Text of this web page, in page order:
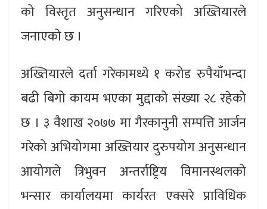
को विस्तृत अनुसन्धान गरिएको अख्तियारले
जनाएको छ ।
अख्तियारले दर्ता गरेकामध्ये १ करोड रुपैयाँभन्दा
बढी बिगो कायम भएका मुद्दाको संख्या २८ रहेको
छ । ३ वैशाख २०७७ मा गैरकानुनी सम्पत्ति आर्जन
गरेको अभियोगमा अख्तियार दुरुपयोग अनुसन्धान
आयोगले त्रिभुवन अन्तर्राष्ट्रिय विमानस्थलको
भन्सार कार्यालयमा कार्यरत एक्सरे प्राविधिक